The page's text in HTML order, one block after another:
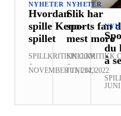
NYHETER
Hvordan
spille Keno-
spillet
SPILLKRITIKK.COM
-
NOVEMBER 13, 2023
NYHETER
Slik har
sports fan
mest moro
-
JUNI 14, 2022
du
å
JUNI